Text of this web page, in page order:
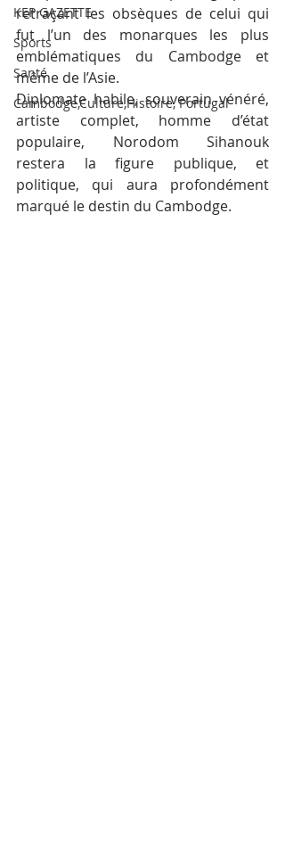
KEP GAZETTE
Sports
Santé
Cambodge,Culture,Histoire, Portugal
retraçant les obsèques de celui qui
fut l’un des monarques les plus
emblématiques du Cambodge et
même de l’Asie.
Diplomate habile, souverain vénéré,
artiste complet, homme d’état
populaire, Norodom Sihanouk
restera la figure publique, et
politique, qui aura profondément
marqué le destin du Cambodge.